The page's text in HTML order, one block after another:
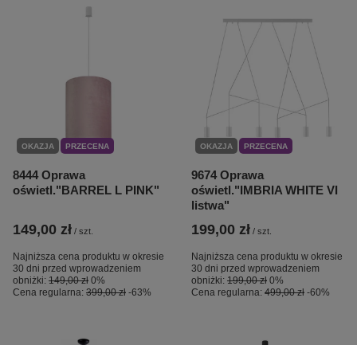
OKAZJA PRZECENA
8444 Oprawa
oświetl."BARREL L PINK"
149,00 zł / szt.
Najniższa cena produktu w okresie
30 dni przed wprowadzeniem
obniżki: 149,00 zł 0%
Cena regularna: 399,00 zł -63%
OKAZJA PRZECENA
9674 Oprawa
oświetl."IMBRIA WHITE VI
listwa"
199,00 zł / szt.
Najniższa cena produktu w okresie
30 dni przed wprowadzeniem
obniżki: 199,00 zł 0%
Cena regularna: 499,00 zł -60%